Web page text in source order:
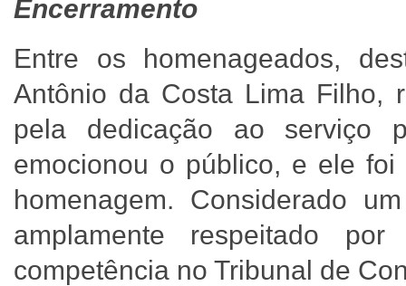
Encerramento
Entre os homenageados,
Antônio da Costa Lima Filho,
pela dedicação ao serviço
emocionou o público, e ele
homenagem. Considerado
amplamente respeitado
competência no Tribunal de